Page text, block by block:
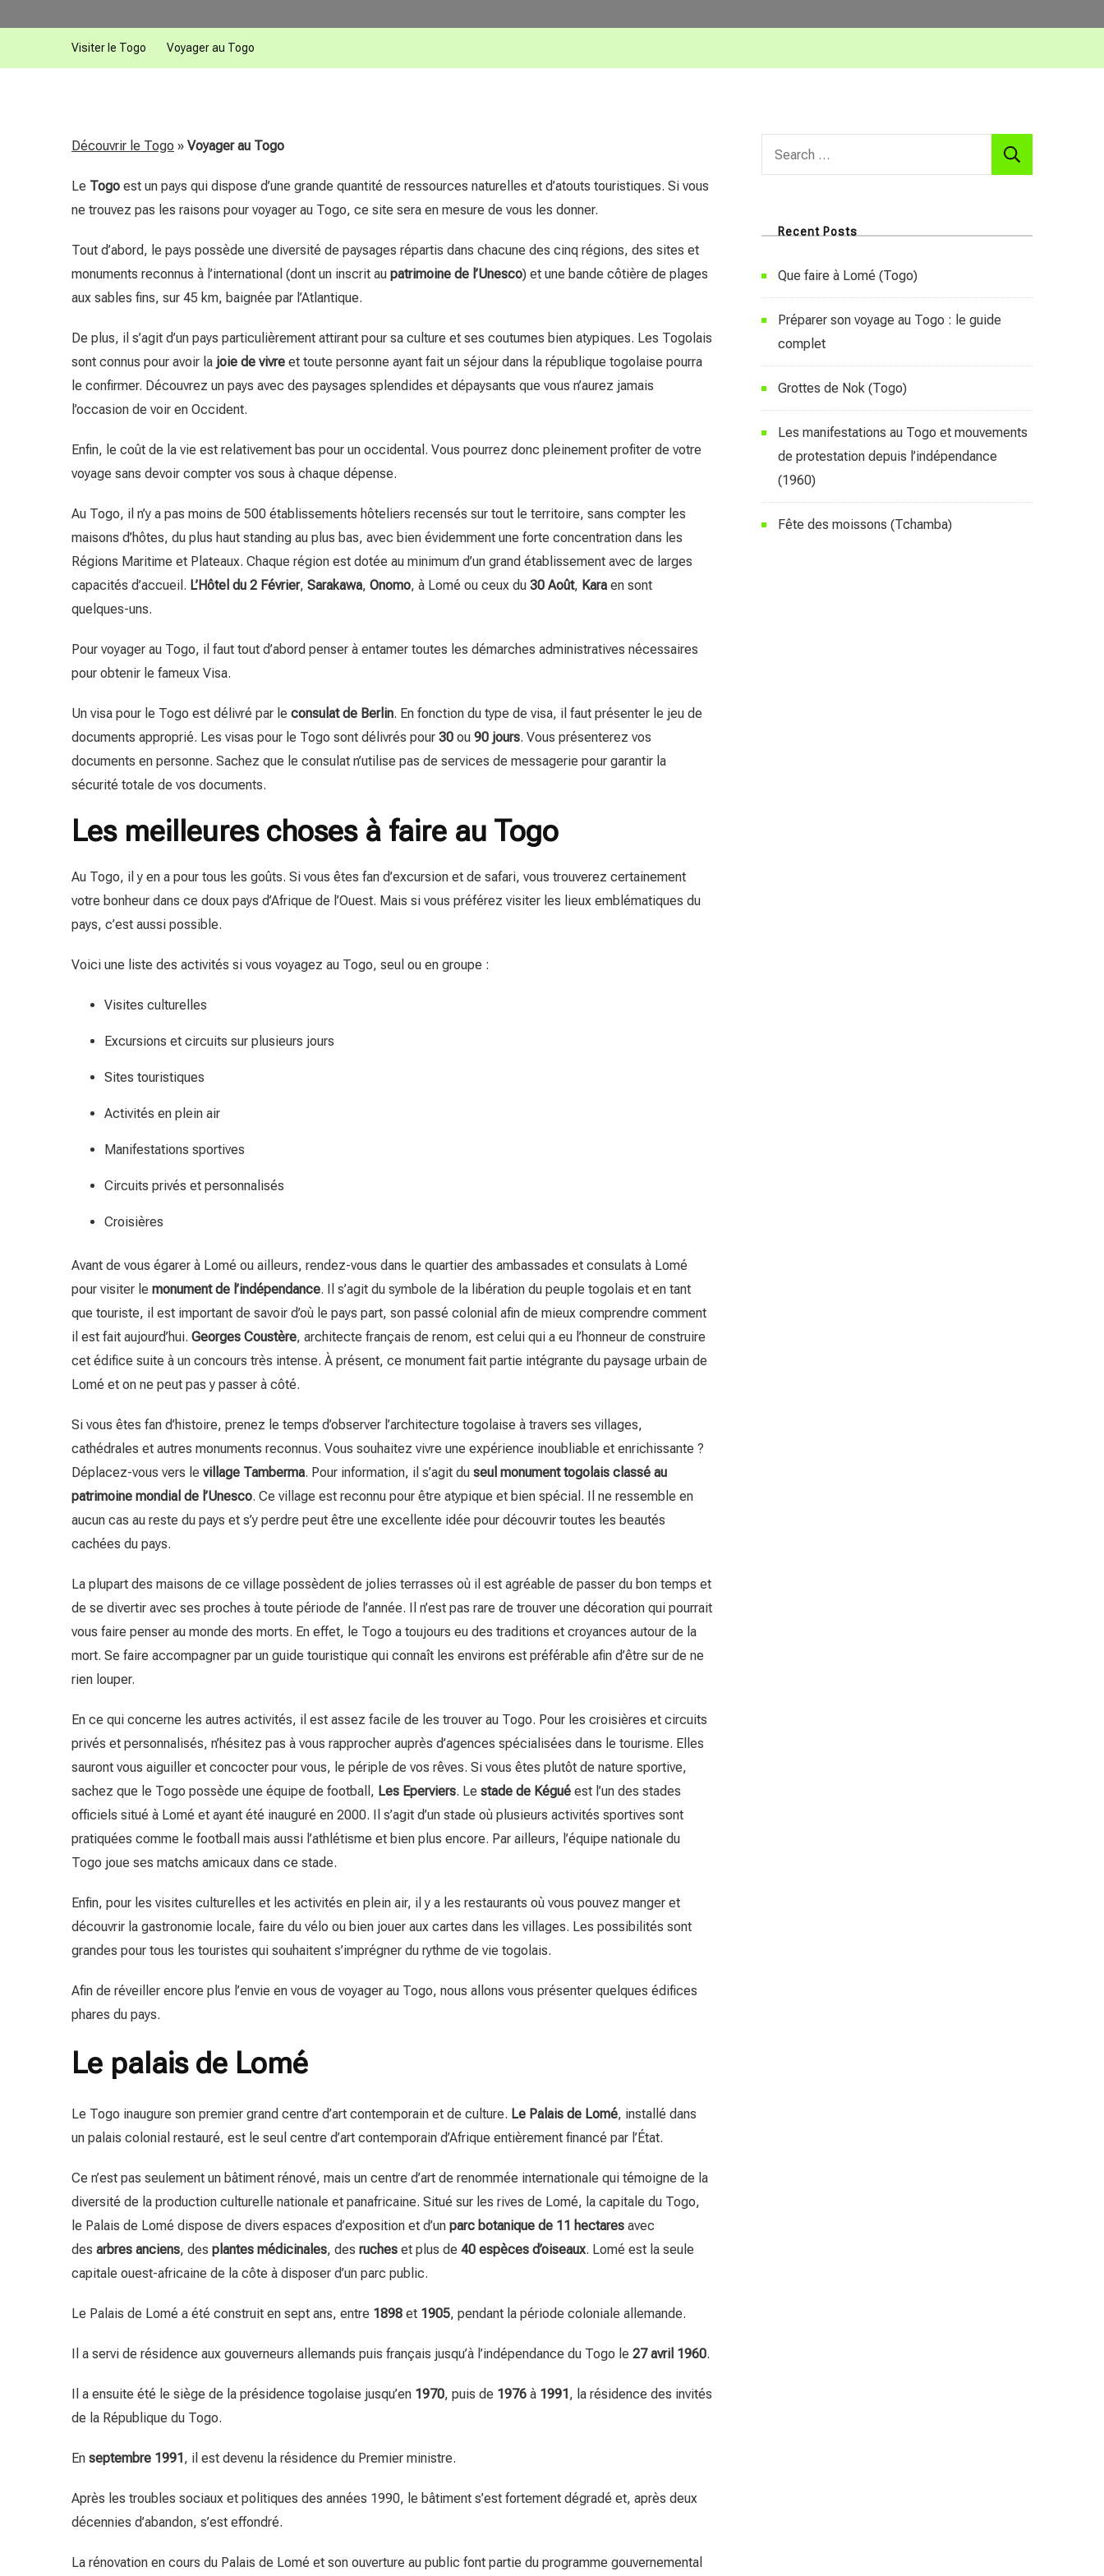
Visiter le Togo Voyager au Togo
Découvrir le Togo » Voyager au Togo
Le Togo est un pays qui dispose d’une grande quantité de ressources naturelles et d’atouts touristiques. Si vous
ne trouvez pas les raisons pour voyager au Togo, ce site sera en mesure de vous les donner.
Tout d’abord, le pays possède une diversité de paysages répartis dans chacune des cinq régions, des sites et
monuments reconnus à l’international (dont un inscrit au patrimoine de l’Unesco) et une bande côtière de plages
aux sables fins, sur 45 km, baignée par l’Atlantique.
De plus, il s’agit d’un pays particulièrement attirant pour sa culture et ses coutumes bien atypiques. Les Togolais
sont connus pour avoir la joie de vivre et toute personne ayant fait un séjour dans la république togolaise pourra
le confirmer. Découvrez un pays avec des paysages splendides et dépaysants que vous n’aurez jamais
l’occasion de voir en Occident.
Enfin, le coût de la vie est relativement bas pour un occidental. Vous pourrez donc pleinement profiter de votre
voyage sans devoir compter vos sous à chaque dépense.
Au Togo, il n’y a pas moins de 500 établissements hôteliers recensés sur tout le territoire, sans compter les
maisons d’hôtes, du plus haut standing au plus bas, avec bien évidemment une forte concentration dans les
Régions Maritime et Plateaux. Chaque région est dotée au minimum d’un grand établissement avec de larges
capacités d’accueil. L’Hôtel du 2 Février, Sarakawa, Onomo, à Lomé ou ceux du 30 Août, Kara en sont
quelques-uns.
Pour voyager au Togo, il faut tout d’abord penser à entamer toutes les démarches administratives nécessaires
pour obtenir le fameux Visa.
Un visa pour le Togo est délivré par le consulat de Berlin. En fonction du type de visa, il faut présenter le jeu de
documents approprié. Les visas pour le Togo sont délivrés pour 30 ou 90 jours. Vous présenterez vos
documents en personne. Sachez que le consulat n’utilise pas de services de messagerie pour garantir la
sécurité totale de vos documents.
Les meilleures choses à faire au Togo
Au Togo, il y en a pour tous les goûts. Si vous êtes fan d’excursion et de safari, vous trouverez certainement
votre bonheur dans ce doux pays d’Afrique de l’Ouest. Mais si vous préférez visiter les lieux emblématiques du
pays, c’est aussi possible.
Voici une liste des activités si vous voyagez au Togo, seul ou en groupe :
Visites culturelles
Excursions et circuits sur plusieurs jours
Sites touristiques
Activités en plein air
Manifestations sportives
Circuits privés et personnalisés
Croisières
Avant de vous égarer à Lomé ou ailleurs, rendez-vous dans le quartier des ambassades et consulats à Lomé
pour visiter le monument de l’indépendance. Il s’agit du symbole de la libération du peuple togolais et en tant
que touriste, il est important de savoir d’où le pays part, son passé colonial afin de mieux comprendre comment
il est fait aujourd’hui. Georges Coustère, architecte français de renom, est celui qui a eu l’honneur de construire
cet édifice suite à un concours très intense. À présent, ce monument fait partie intégrante du paysage urbain de
Lomé et on ne peut pas y passer à côté.
Si vous êtes fan d’histoire, prenez le temps d’observer l’architecture togolaise à travers ses villages,
cathédrales et autres monuments reconnus. Vous souhaitez vivre une expérience inoubliable et enrichissante ?
Déplacez-vous vers le village Tamberma. Pour information, il s’agit du seul monument togolais classé au
patrimoine mondial de l’Unesco. Ce village est reconnu pour être atypique et bien spécial. Il ne ressemble en
aucun cas au reste du pays et s’y perdre peut être une excellente idée pour découvrir toutes les beautés
cachées du pays.
La plupart des maisons de ce village possèdent de jolies terrasses où il est agréable de passer du bon temps et
de se divertir avec ses proches à toute période de l’année. Il n’est pas rare de trouver une décoration qui pourrait
vous faire penser au monde des morts. En effet, le Togo a toujours eu des traditions et croyances autour de la
mort. Se faire accompagner par un guide touristique qui connaît les environs est préférable afin d’être sur de ne
rien louper.
En ce qui concerne les autres activités, il est assez facile de les trouver au Togo. Pour les croisières et circuits
privés et personnalisés, n’hésitez pas à vous rapprocher auprès d’agences spécialisées dans le tourisme. Elles
sauront vous aiguiller et concocter pour vous, le périple de vos rêves. Si vous êtes plutôt de nature sportive,
sachez que le Togo possède une équipe de football, Les Eperviers. Le stade de Kégué est l’un des stades
officiels situé à Lomé et ayant été inauguré en 2000. Il s’agit d’un stade où plusieurs activités sportives sont
pratiquées comme le football mais aussi l’athlétisme et bien plus encore. Par ailleurs, l’équipe nationale du
Togo joue ses matchs amicaux dans ce stade.
Enfin, pour les visites culturelles et les activités en plein air, il y a les restaurants où vous pouvez manger et
découvrir la gastronomie locale, faire du vélo ou bien jouer aux cartes dans les villages. Les possibilités sont
grandes pour tous les touristes qui souhaitent s’imprégner du rythme de vie togolais.
Afin de réveiller encore plus l’envie en vous de voyager au Togo, nous allons vous présenter quelques édifices
phares du pays.
Le palais de Lomé
Le Togo inaugure son premier grand centre d’art contemporain et de culture. Le Palais de Lomé, installé dans
un palais colonial restauré, est le seul centre d’art contemporain d’Afrique entièrement financé par l’État.
Ce n’est pas seulement un bâtiment rénové, mais un centre d’art de renommée internationale qui témoigne de la
diversité de la production culturelle nationale et panafricaine. Situé sur les rives de Lomé, la capitale du Togo,
le Palais de Lomé dispose de divers espaces d’exposition et d’un parc botanique de 11 hectares avec
des arbres anciens, des plantes médicinales, des ruches et plus de 40 espèces d’oiseaux. Lomé est la seule
capitale ouest-africaine de la côte à disposer d’un parc public.
Le Palais de Lomé a été construit en sept ans, entre 1898 et 1905, pendant la période coloniale allemande.
Il a servi de résidence aux gouverneurs allemands puis français jusqu’à l’indépendance du Togo le 27 avril 1960.
Il a ensuite été le siège de la présidence togolaise jusqu’en 1970, puis de 1976 à 1991, la résidence des invités
de la République du Togo.
En septembre 1991, il est devenu la résidence du Premier ministre.
Après les troubles sociaux et politiques des années 1990, le bâtiment s’est fortement dégradé et, après deux
décennies d’abandon, s’est effondré.
La rénovation en cours du Palais de Lomé et son ouverture au public font partie du programme gouvernemental
Recent Posts
Que faire à Lomé (Togo)
Préparer son voyage au Togo : le guide
complet
Grottes de Nok (Togo)
Les manifestations au Togo et mouvements
de protestation depuis l’indépendance
(1960)
Fête des moissons (Tchamba)